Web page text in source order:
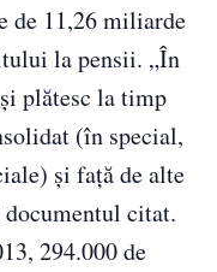
de 11,26 miliarde
la pensii. „În
plătesc la timp
(în special,
şi faţă de alte
citat.
294.000 de